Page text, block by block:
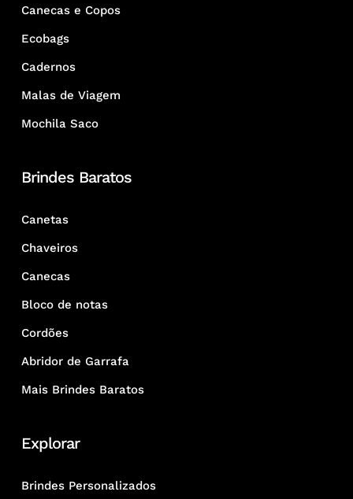
Canecas e Copos
Ecobags
Cadernos
Malas de Viagem
Mochila Saco
Brindes Baratos
Canetas
Chaveiros
Canecas
Bloco de notas
Cordões
Abridor de Garrafa
Mais Brindes Baratos
Explorar
Brindes Personalizados